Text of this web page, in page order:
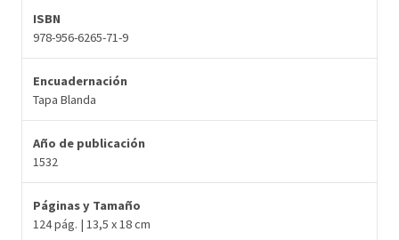
ISBN
978-956-6265-71-9
Encuadernación
Tapa Blanda
Año de publicación
1532
Páginas y Tamaño
124 pág. | 13,5 x 18 cm